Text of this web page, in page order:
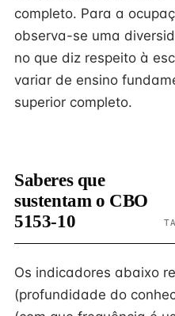
completo. Para a
observa-se uma
no que diz respeito à
variar de ensino
superior completo.
Saberes que
sustentam o CBO
5153-10
Os indicadores abaixo
(profundidade do